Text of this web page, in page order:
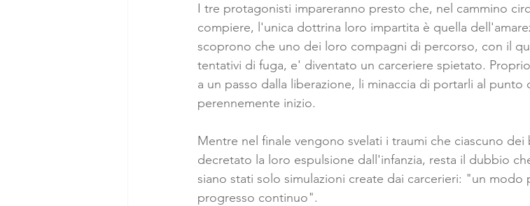
I tre protagonisti impareranno presto che, nel cammino
compiere, l'unica dottrina loro impartita è quella
scoprono che uno dei loro compagni di percorso, con il
tentativi di fuga, e' diventato un carceriere spietato.
a un passo dalla liberazione, li minaccia di portarli al
perennemente inizio.
Mentre nel finale vengono svelati i traumi che ciascuno
decretato la loro espulsione dall'infanzia, resta il dubbio
siano stati solo simulazioni create dai carcerieri: "un modo
progresso continuo".